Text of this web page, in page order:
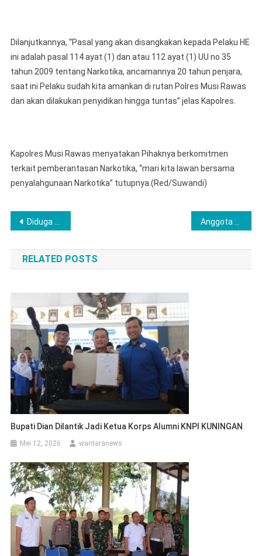
Dilanjutkannya, “Pasal yang akan disangkakan kepada Pelaku HE
ini adalah pasal 114 ayat (1) dan atau 112 ayat (1) UU no 35
tahun 2009 tentang Narkotika, ancamannya 20 tahun penjara,
saat ini Pelaku sudah kita amankan di rutan Polres Musi Rawas
dan akan dilakukan penyidikan hingga tuntas” jelas Kapolres.
Kapolres Musi Rawas menyatakan Pihaknya berkomitmen
terkait pemberantasan Narkotika, “mari kita lawan bersama
penyalahgunaan Narkotika” tutupnya.(Red/Suwandi)
Navigasi
pos
Diduga Sakit, Satreskrim Bersama Unit Identifikasi dan Polsek BTS Ulu Sigap Evakuasi Korban Meninggal di Kebun Desa Sadu Anggota DPRD provinsi Sulawesi Barat Yudiaman Firusdi. SH. Menggelar Reses di Desa Boda boda
RELATED POSTS
Bupati Dian Dilantik Jadi Ketua Korps Alumni KNPI KUNINGAN
Mei 12, 2026 wantaranews